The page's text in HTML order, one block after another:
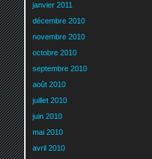
janvier 2011
décembre 2010
novembre 2010
octobre 2010
septembre 2010
août 2010
juillet 2010
juin 2010
mai 2010
avril 2010